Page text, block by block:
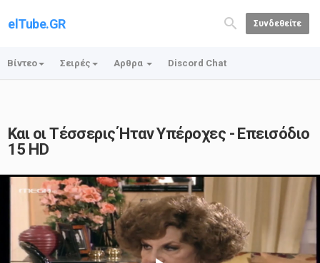
elTube.GR Συνδεθείτε
Βίντεο Σειρές Αρθρα Discord Chat
Και οι Τέσσερις Ήταν Υπέροχες - Επεισόδιο
15 HD